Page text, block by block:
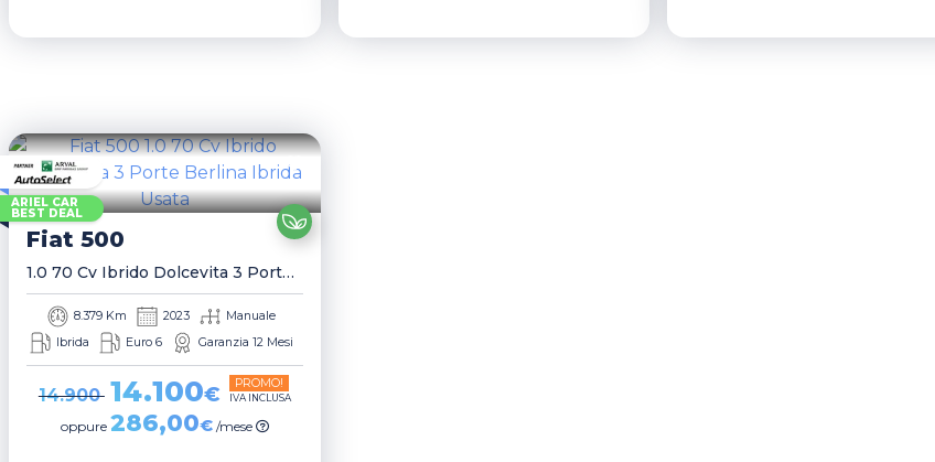
ARIEL CAR
BEST DEAL
Fiat 500
1.0 70 Cv Ibrido Dolcevita 3 Porte Berlina
8.379 Km 2023
Manuale
Ibrida
Euro 6 Garanzia 12 Mesi
14.900 14.100€ PROMO!
IVA INCLUSA
oppure 286,00€ /mese